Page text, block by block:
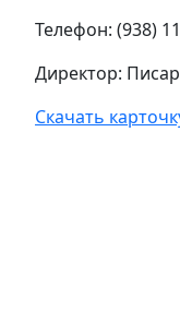
Телефон: (938)
Директор:
Скачать